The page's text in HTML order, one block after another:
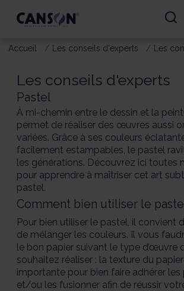
Accueil Les conseils d'experts Les
Les conseils d'experts
Pastel
À mi-chemin entre le dessin et la
permet de réaliser des œuvres aussi
variées. Grâce à ses couleurs
facilement estampables, le pastel
les générations. Découvrez ici toutes
pour apprendre à maîtriser cet art
pastel.
Comment bien utiliser le
Pour bien utiliser le pastel, il convient
de mélanger les couleurs. Il vous
le bon papier suivant le type d’œuvre
souhaitez réaliser : la texture du
importante pour bien faire adhérer les
et/ou les fusionner afin de réussir